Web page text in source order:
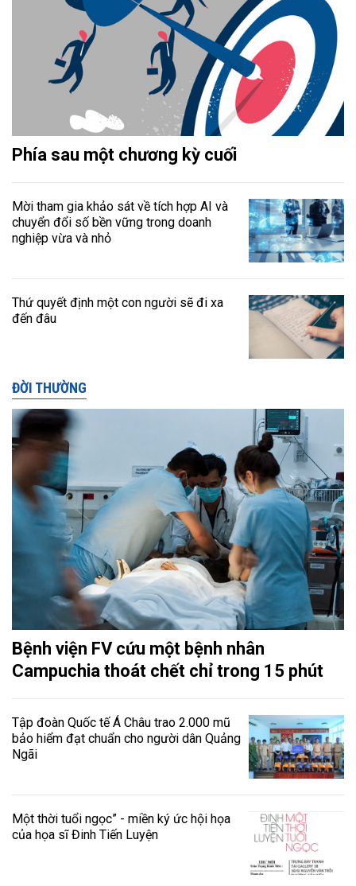
Phía sau một chương kỳ cuối
Mời tham gia khảo sát về tích hợp AI và
chuyển đổi số bền vững trong doanh
nghiệp vừa và nhỏ
Thứ quyết định một con người sẽ đi xa
đến đâu
ĐỜI THƯỜNG
Bệnh viện FV cứu một bệnh nhân
Campuchia thoát chết chỉ trong 15 phút
Tập đoàn Quốc tế Á Châu trao 2.000 mũ
bảo hiểm đạt chuẩn cho người dân Quảng
Ngãi
Một thời tuổi ngọc” - miền ký ức hội họa
của họa sĩ Đinh Tiến Luyện